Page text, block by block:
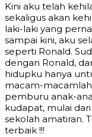
Kini aku telah
sekaligus akan
laki-laki yang
sampai kini, aku
seperti Ronald.
dengan Ronald,
hidupku hanya
macam-
pemburu anak-
kudapat, mulai
sekolah amatiran.
terbaik !!!